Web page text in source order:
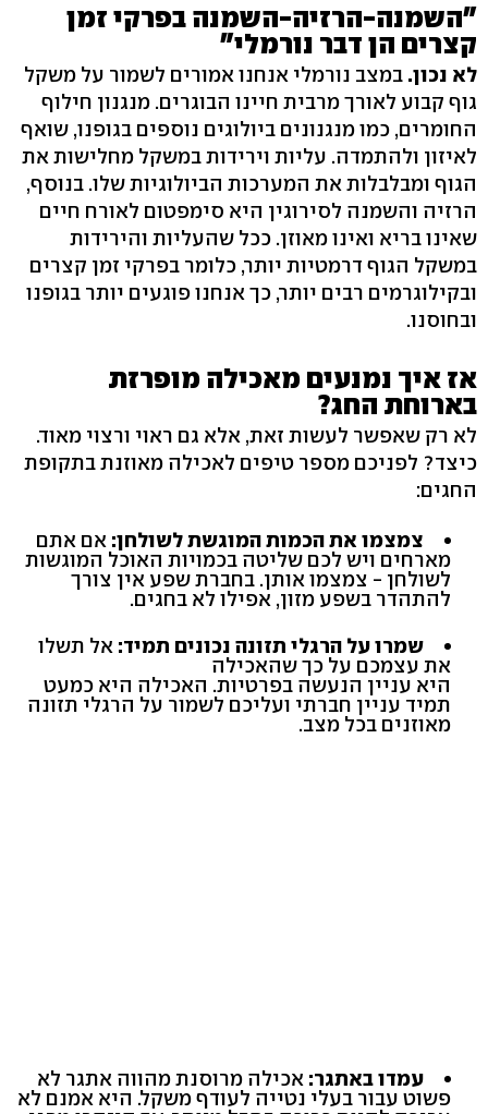
"השמנה-הרזיה-השמנה בפרקי זמן
קצרים הן דבר נורמלי"
לא נכון. במצב נורמלי אנחנו אמורים לשמור על משקל
גוף קבוע לאורך מרבית חיינו הבוגרים. מנגנון חילוף
החומרים, כמו מנגנונים ביולוגים נוספים בגופנו, שואף
לאיזון ולהתמדה. עליות וירידות במשקל מחלישות את
הגוף ומבלבלות את המערכות הביולוגיות שלו. בנוסף,
הרזיה והשמנה לסירוגין היא סימפטום לאורח חיים
שאינו בריא ואינו מאוזן. ככל שהעליות והירידות
במשקל הגוף דרמטיות יותר, כלומר בפרקי זמן קצרים
ובקילוגרמים רבים יותר, כך אנחנו פוגעים יותר בגופנו
ובחוסנו.
אז איך נמנעים מאכילה מופרזת
בארוחת החג?
לא רק שאפשר לעשות זאת, אלא גם ראוי ורצוי מאוד.
כיצד? לפניכם מספר טיפים לאכילה מאוזנת בתקופת
החגים:
צמצמו את הכמות המוגשת לשולחן: אם אתם
מארחים ויש לכם שליטה בכמויות האוכל המוגשות
לשולחן - צמצמו אותן. בחברת שפע אין צורך
להתהדר בשפע מזון, אפילו לא בחגים.
שמרו על הרגלי תזונה נכונים תמיד: אל תשלו
את עצמכם על כך שהאכילה
היא עניין הנעשה בפרטיות. האכילה היא כמעט
תמיד עניין חברתי ועליכם לשמור על הרגלי תזונה
מאוזנים בכל מצב.
עמדו באתגר: אכילה מרוסנת מהווה אתגר לא
פשוט עבור בעלי נטייה לעודף משקל. היא אמנם לא